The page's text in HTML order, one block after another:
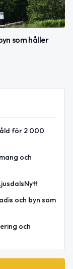
som håller
för 2 000
och
och byn som
och